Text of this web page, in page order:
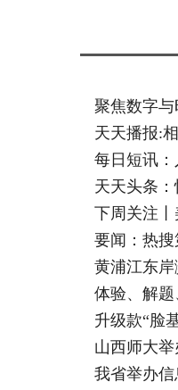
聚焦数字
天天播报:
每日短讯
天天头条
下周关注
要闻：热
黄浦江东
体验、解
升级款“脸
山西师大
我省举办